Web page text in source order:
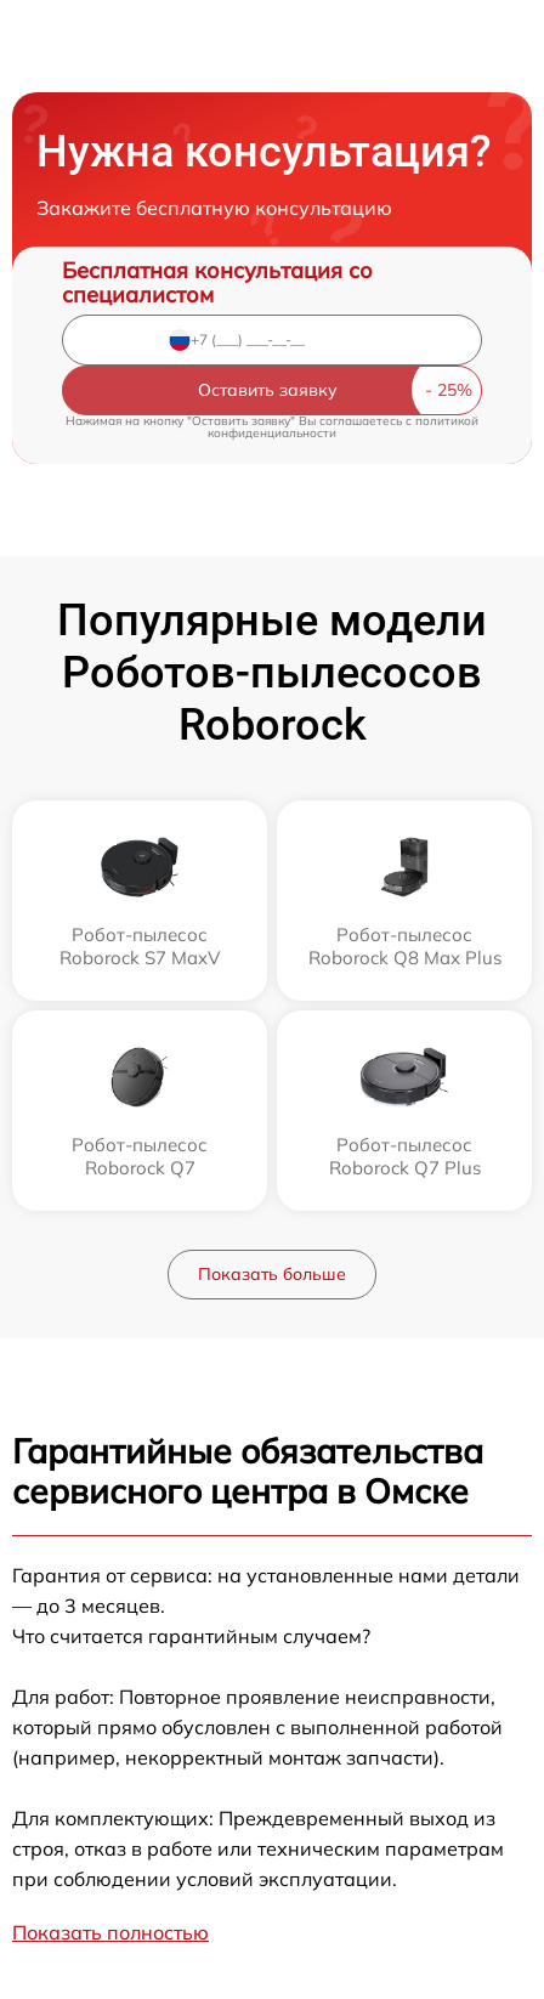
Нужна консультация?
Закажите бесплатную консультацию
Бесплатная консультация со
специалистом
Оставить заявку
Нажимая на кнопку "Оставить заявку" Вы соглашаетесь cполитикой
конфиденциальности
Популярные модели
Роботов-пылесосов
Roborock
Робот-пылесос
Roborock S7 MaxV
Робот-пылесос
Roborock Q8 Max Plus
Робот-пылесос
Roborock Q7
Робот-пылесос
Roborock Q7 Plus
Показать больше
Гарантийные обязательства
сервисного центра в Омске
Гарантия от сервиса: на установленные нами детали
— до 3 месяцев.
Что считается гарантийным случаем?
Для работ: Повторное проявление неисправности,
который прямо обусловлен с выполненной работой
(например, некорректный монтаж запчасти).
Для комплектующих: Преждевременный выход из
строя, отказ в работе или техническим параметрам
при соблюдении условий эксплуатации.
Показать полностью